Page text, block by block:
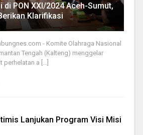
PON XXI/2024 Aceh-Sumut,
Klarifikasi
- Komite Olahraga Nasional
Tengah (Kalteng) menggelar
a [...]
Lanjukan Program Visi Misi